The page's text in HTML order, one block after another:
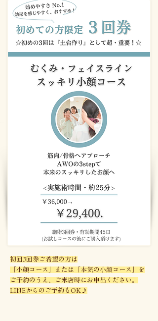
初回3回券ご希望の方は
「小顔コース」または「本気の小顔コース」を
ご予約のうえ、ご来店時にお申出ください。
​LINEからのご予約もOK♪